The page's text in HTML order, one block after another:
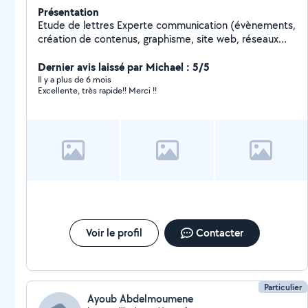
Présentation
Etude de lettres Experte communication (évènements,
création de contenus, graphisme, site web, réseaux
retouche photos)
Dernier avis laissé par Michael : 5/5
Il y a plus de 6 mois
Excellente, très rapide!! Merci !!
Voir le profil Contacter
Particulier
Ayoub Abdelmoumene